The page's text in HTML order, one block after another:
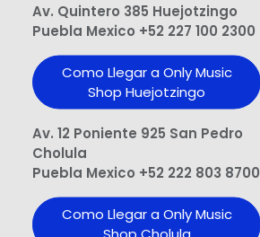
Av. Quintero 385 Huejotzingo
Puebla Mexico +52 227 100 2300
Como Llegar a Only Music
Shop Huejotzingo
Av. 12 Poniente 925 San Pedro
Cholula
Puebla Mexico +52 222 803 8700
Como Llegar a Only Music